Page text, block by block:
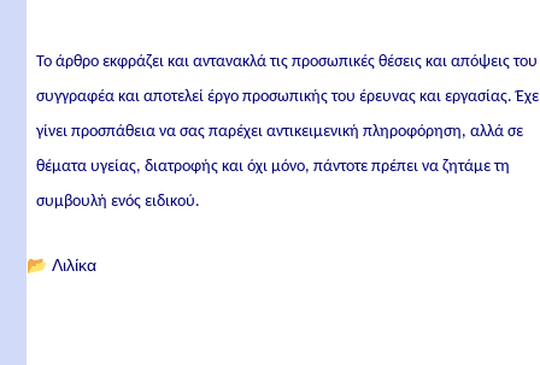
Το άρθρο εκφράζει και αντανακλά τις προσωπικές θέσεις και απόψεις του
συγγραφέα και αποτελεί έργο προσωπικής του έρευνας και εργασίας.
γίνει προσπάθεια να σας παρέχει αντικειμενική πληροφόρηση, αλλά σε
θέματα υγείας, διατροφής και όχι μόνο, πάντοτε πρέπει να ζητάμε τη
συμβουλή ενός ειδικού.
📂 Λιλίκα